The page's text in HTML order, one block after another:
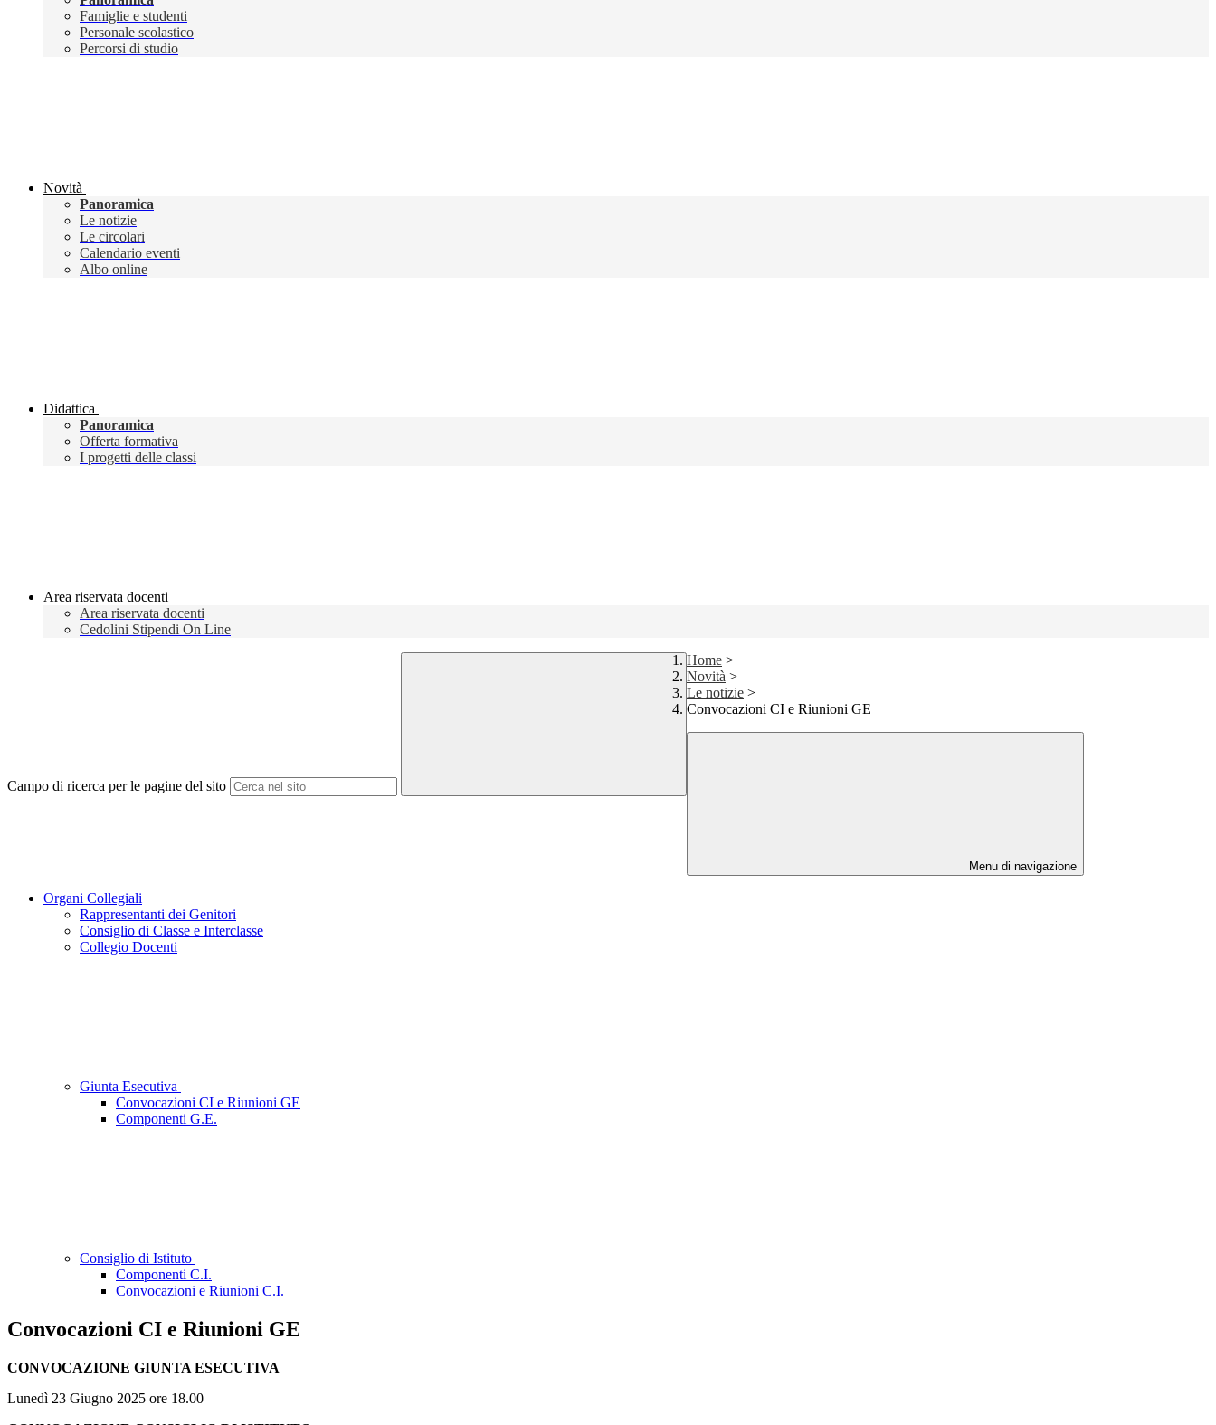
Famiglie e studenti
Personale scolastico
Percorsi di studio
Novità
Panoramica
Le notizie
Le circolari
Calendario eventi
Albo online
Didattica
Panoramica
Offerta formativa
I progetti delle classi
Area riservata docenti
Area riservata docenti
Cedolini Stipendi On Line
Campo di ricerca per le pagine del sito
Home >
Novità >
Le notizie >
Convocazioni CI e Riunioni GE
Menu di navigazione
Organi Collegiali
Rappresentanti dei Genitori
Consiglio di Classe e Interclasse
Collegio Docenti
Giunta Esecutiva
Convocazioni CI e Riunioni GE
Componenti G.E.
Consiglio di Istituto
Componenti C.I.
Convocazioni e Riunioni C.I.
Convocazioni CI e Riunioni GE
CONVOCAZIONE GIUNTA ESECUTIVA
Lunedì 23 Giugno 2025 ore 18.00